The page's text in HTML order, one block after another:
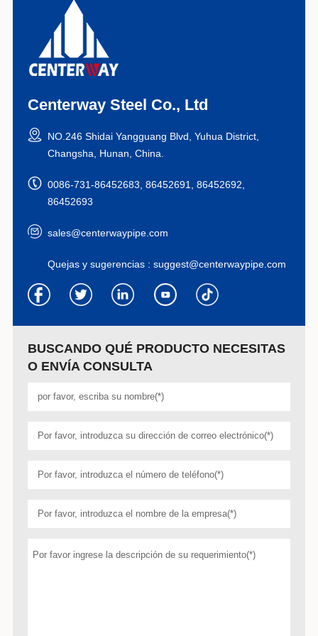
Centerway Steel Co., Ltd
NO.246 Shidai Yangguang Blvd, Yuhua District,
Changsha, Hunan, China.
0086-731-86452683, 86452691, 86452692,
86452693
sales@centerwaypipe.com
Quejas y sugerencias : suggest@centerwaypipe.com
BUSCANDO QUÉ PRODUCTO NECESITAS
O ENVÍA CONSULTA